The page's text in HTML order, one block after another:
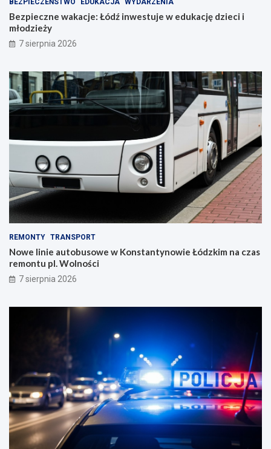
BEZPIECZEŃSTWO EDUKACJA WYDARZENIA
Bezpieczne wakacje: Łódź inwestuje w edukację dzieci i
młodzieży
7 sierpnia 2026
REMONTY TRANSPORT
Nowe linie autobusowe w Konstantynowie Łódzkim na czas
remontu pl. Wolności
7 sierpnia 2026